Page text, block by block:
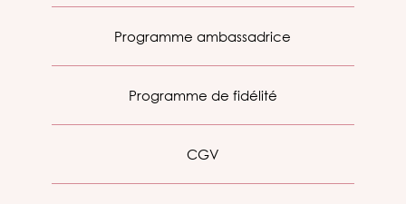
Programme ambassadrice
Programme de fidélité
CGV